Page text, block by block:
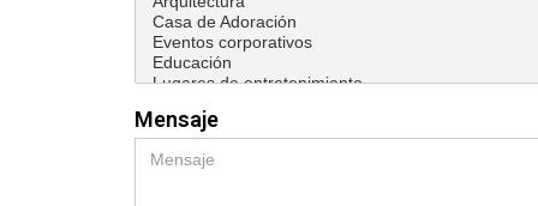
Mensaje